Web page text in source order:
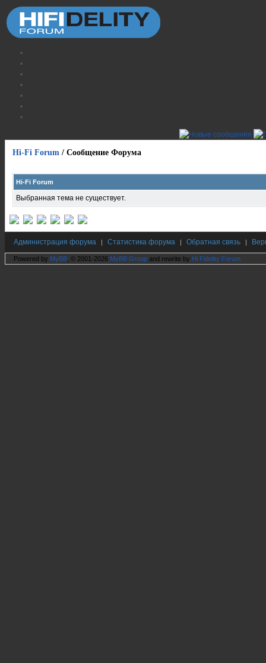
Hi-Fi Forum / Сообщение Форума
Hi-Fi Forum
Выбранная тема не существует.
Администрация форума | Статистика форума | Обратная связь |
Powered by MyBB , © 2001-2026 MyBB Group and rewrite by Hi Fidelity Forum